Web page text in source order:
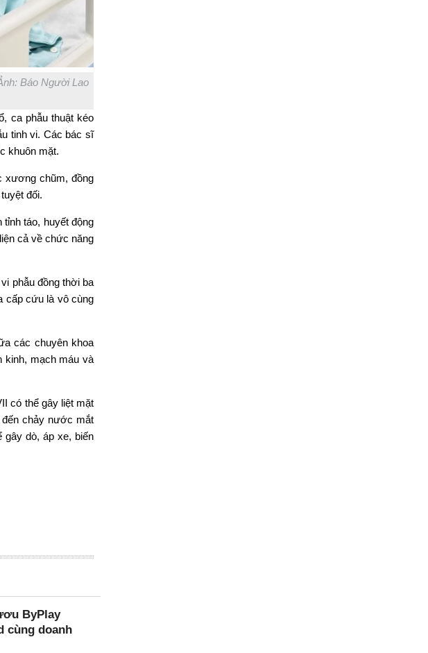
Báo Người Lao
ca phẫu thuật kéo
tinh vi. Các bác sĩ
khuôn mặt.
xương chũm, đồng
đối.
táo, huyết động
cả về chức năng
phẫu đồng thời ba
cấp cứu là vô cùng
các chuyên khoa
kinh, mạch máu và
có thể gây liệt mặt
đến chảy nước mắt
dò, áp xe, biến
ByPlay
cùng doanh